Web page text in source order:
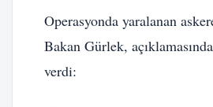
Operasyonda yaralanan
Bakan Gürlek,
verdi: